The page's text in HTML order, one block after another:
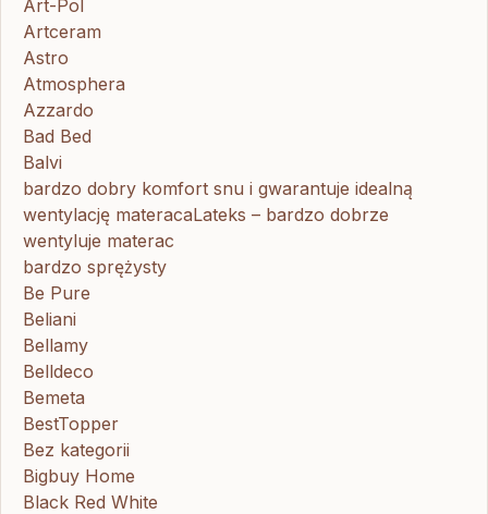
Art-Pol
Artceram
Astro
Atmosphera
Azzardo
Bad Bed
Balvi
bardzo dobry komfort snu i gwarantuje idealną
wentylację materacaLateks – bardzo dobrze
wentyluje materac
bardzo sprężysty
Be Pure
Beliani
Bellamy
Belldeco
Bemeta
BestTopper
Bez kategorii
Bigbuy Home
Black Red White